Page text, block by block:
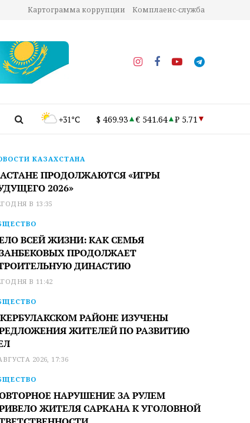
Картограмма коррупции Комплаенс-служба
+31°C $ 469.93 € 541.64 ₽ 5.71
КАЗАХСТАНА
ПРОДОЛЖАЮТСЯ «ИГРЫ
2026»
В 13:35
ВСЕЙ ЖИЗНИ: КАК СЕМЬЯ
ПРОДОЛЖАЕТ
ДИНАСТИЮ
В 11:42
РАЙОНЕ ИЗУЧЕНЫ
ЖИТЕЛЕЙ ПО РАЗВИТИЮ
2026, 17:36
НАРУШЕНИЕ ЗА РУЛЕМ
ЖИТЕЛЯ САРКАНА К УГОЛОВНОЙ